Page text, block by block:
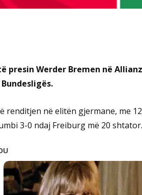
presin Werder Bremen në
renditjen në elitën gjermane, me
3-0 ndaj Freiburg më 20 shtator.